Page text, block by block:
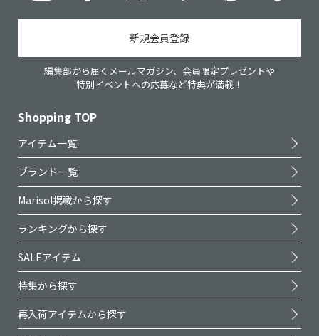
新規会員登録
編集部から届くメールマガジン、会員限定プレゼントや
特別イベントへの応募など特典が満載！
Shopping TOP
アイテム一覧
ブランド一覧
Marisol掲載から探す
ランキングから探す
SALEアイテム
特集から探す
再入荷アイテムから探す